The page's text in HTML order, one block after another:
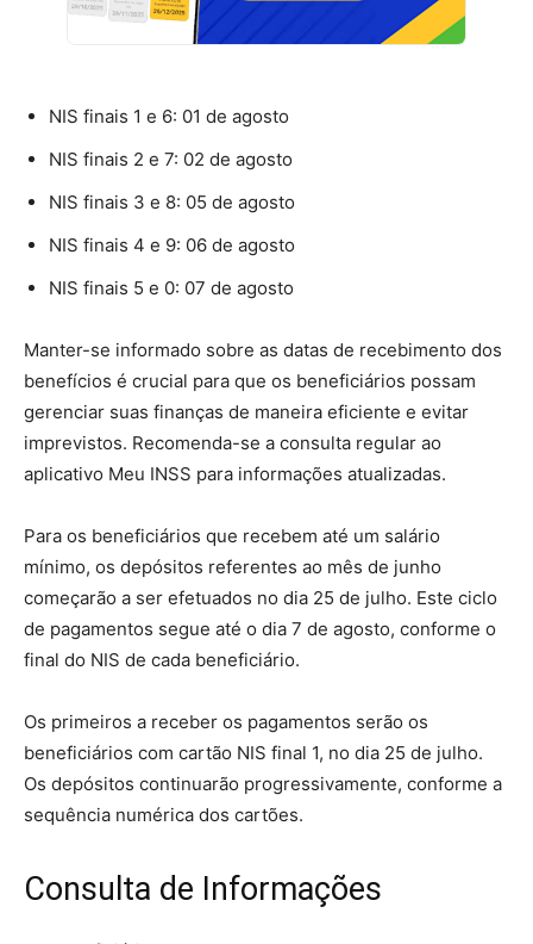
NIS finais 1 e 6: 01 de agosto
NIS finais 2 e 7: 02 de agosto
NIS finais 3 e 8: 05 de agosto
NIS finais 4 e 9: 06 de agosto
NIS finais 5 e 0: 07 de agosto
Manter-se informado sobre as datas de recebimento dos
benefícios é crucial para que os beneficiários possam
gerenciar suas finanças de maneira eficiente e evitar
imprevistos. Recomenda-se a consulta regular ao
aplicativo Meu INSS para informações atualizadas.
Para os beneficiários que recebem até um salário
mínimo, os depósitos referentes ao mês de junho
começarão a ser efetuados no dia 25 de julho. Este ciclo
de pagamentos segue até o dia 7 de agosto, conforme o
final do NIS de cada beneficiário.
Os primeiros a receber os pagamentos serão os
beneficiários com cartão NIS final 1, no dia 25 de julho.
Os depósitos continuarão progressivamente, conforme a
sequência numérica dos cartões.
Consulta de Informações